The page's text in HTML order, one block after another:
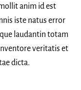
anim id est
iste natus error
laudantin totam
veritatis et
dicta.